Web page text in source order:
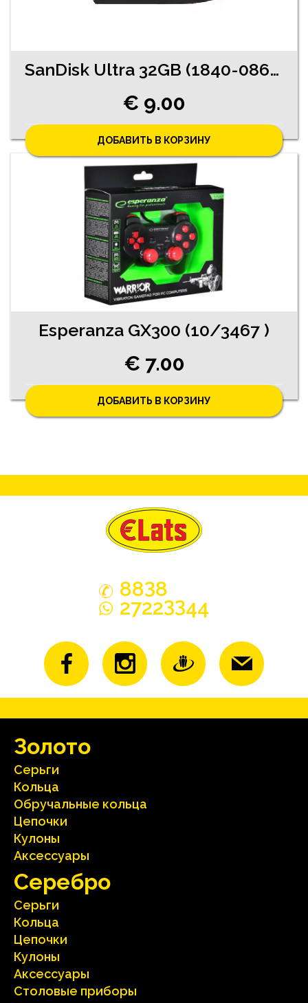
SanDisk Ultra 32GB (1840-0863 )
€ 9.00
ДОБАВИТЬ В КОРЗИНУ
Esperanza GX300 (10/3467 )
€ 7.00
ДОБАВИТЬ В КОРЗИНУ
8838
27223344
Зoлoтo
Серьги
Кольца
Oбручальные кольца
Цепочки
Кулоны
Аксесcуары
Серебрo
Серьги
Кольца
Цепочки
Кулоны
Аксесcуары
Столовые приборы